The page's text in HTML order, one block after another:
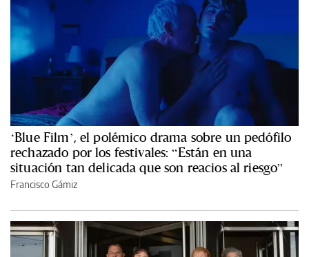
‘Blue Film’, el polémico drama sobre un pedófilo
rechazado por los festivales: “Están en una
situación tan delicada que son reacios al riesgo”
Francisco Gámiz